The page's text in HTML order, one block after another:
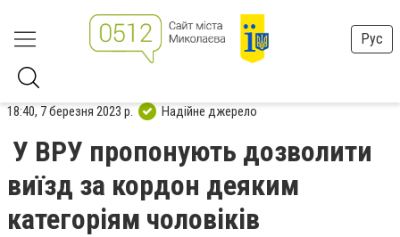
Рус
18:40, 7 березня 2023 р. Надійне джерело
У ВРУ пропонують дозволити
виїзд за кордон деяким
категоріям чоловіків